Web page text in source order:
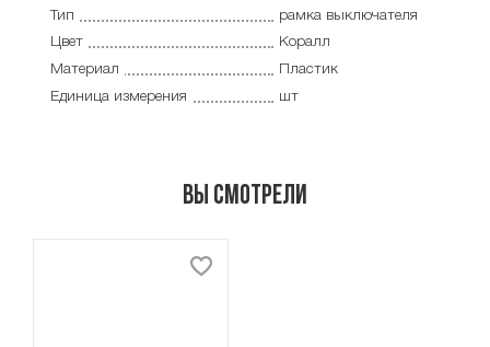
Тип
рамка выключателя
Цвет
Коралл
Материал
Пластик
Единица измерения
шт
Вы смотрели